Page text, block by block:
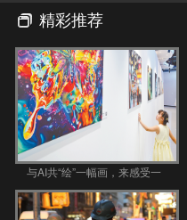
精彩推荐
与AI共“绘”一幅画，来感受一